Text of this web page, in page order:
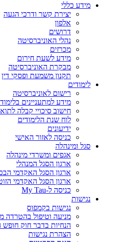
מידע כללי
יצירת קשר ודרכי הגעה
אלפון
דרושים
נהלי האוניברסיטה
מכרזים
מידע לשעת חירום
מבקרת האוניברסיטה
תקנון משמעת ופסקי דין
לימודים
רישום לאוניברסיטה
מידע למתעניינים
חישוב סיכויי קבלה
לוח שנת הלימודים
ידיעונים
כניסה לאזור האישי
סגל ומינהלה
אגפים ומשרדי מינהלה
ארגון הסגל המנהלי
ארגון הסגל האקדמי
ארגון הסגל האקדמי
כניסה ל-My Tau
נגישות
נגישות בקמפוס
מניעה וטיפול בהטרדה
הנחיות בדבר חוק חופש
הצהרת נגישות